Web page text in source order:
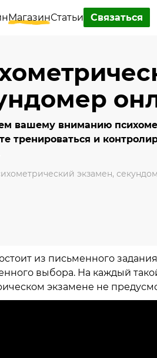
МагазинСтатьи Связаться
вашему вниманию
тренироваться и
экзамен,
из письменного
выбора. На каждый
экзамене не